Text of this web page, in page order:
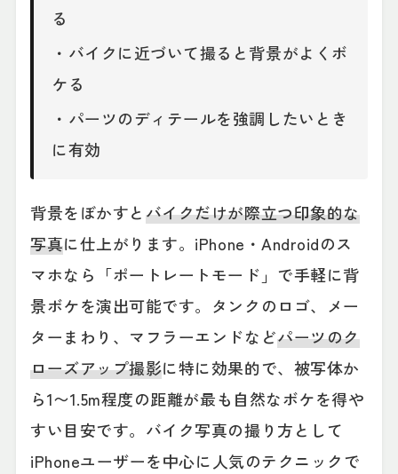
る
・バイクに近づいて撮ると背景がよくボ
ケる
・パーツのディテールを強調したいとき
に有効
背景をぼかすとバイクだけが際立つ印象的な
写真に仕上がります。iPhone・Androidのス
マホなら「ポートレートモード」で手軽に背
景ボケを演出可能です。タンクのロゴ、メー
ターまわり、マフラーエンドなどパーツのク
ローズアップ撮影に特に効果的で、被写体か
ら1〜1.5m程度の距離が最も自然なボケを得や
すい目安です。バイク写真の撮り方として
iPhoneユーザーを中心に人気のテクニックで